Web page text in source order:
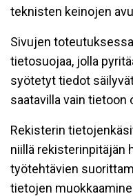
teknisten keinojen
Sivujen
tietosuojaa, jolla
syötetyt tiedot
saatavilla vain tietoon
Rekisterin
niillä rekisterinpitäjän
työtehtävien
tietojen